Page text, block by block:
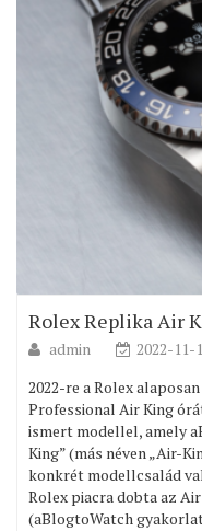
Rolex Replika Air
admin
2022-11-
2022-re a Rolex
Professional Air King
ismert modellel, amely
King” (más néven „Air-
konkrét modellcsalád
Rolex piacra dobta az
(aBlogtoWatch